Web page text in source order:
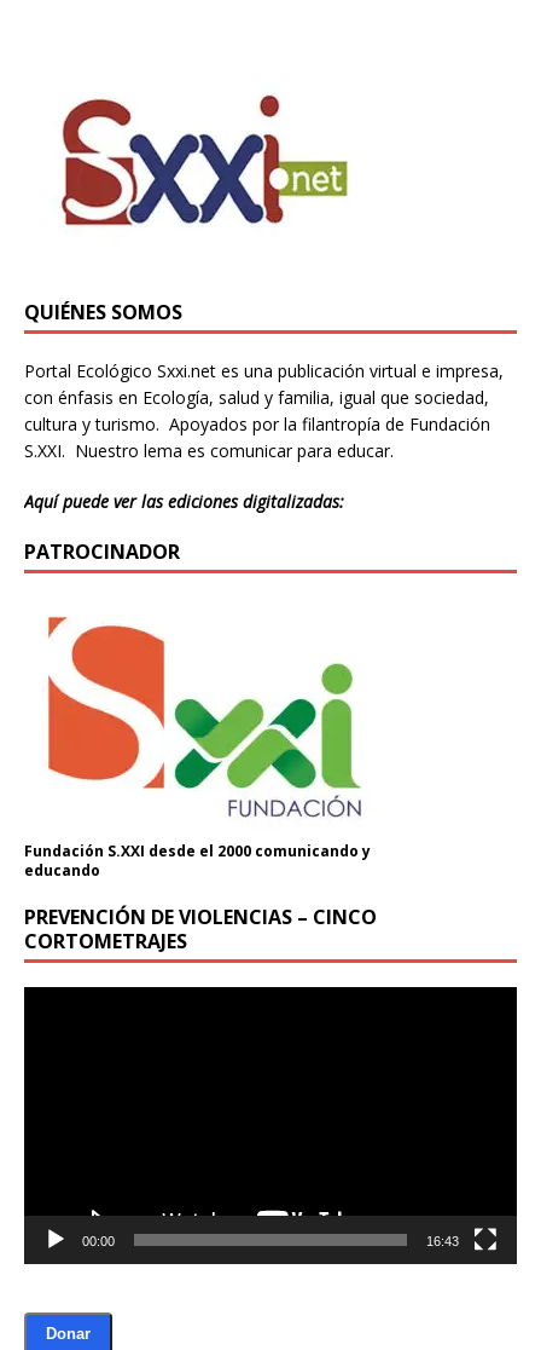
QUIÉNES SOMOS
Portal Ecológico Sxxi.net es una publicación virtual e impresa,
con énfasis en Ecología, salud y familia, igual que sociedad,
cultura y turismo. Apoyados por la filantropía de Fundación
S.XXI. Nuestro lema es comunicar para educar.
Aquí puede ver las ediciones digitalizadas:
PATROCINADOR
Fundación S.XXI desde el 2000 comunicando y
educando
PREVENCIÓN DE VIOLENCIAS – CINCO
CORTOMETRAJES
00:00 16:43
Donación
Introduce la cantidad (USD):
Donar